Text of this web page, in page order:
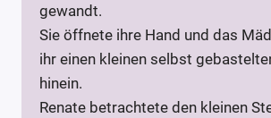
gewandt.
Sie öffnete ihre Hand und das
ihr einen kleinen selbst
hinein.
Renate betrachtete den kleinen